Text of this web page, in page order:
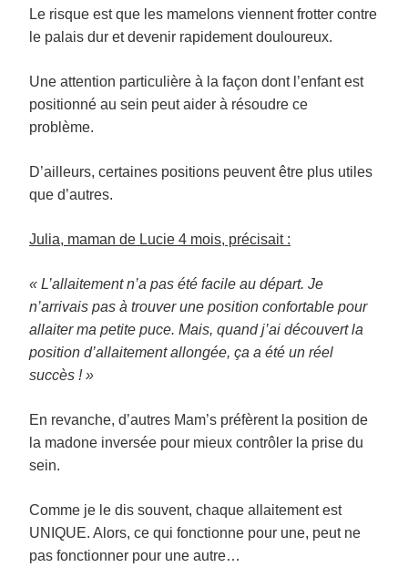
Le risque est que les mamelons viennent frotter contre
le palais dur et devenir rapidement douloureux.
Une attention particulière à la façon dont l’enfant est
positionné au sein peut aider à résoudre ce
problème.
D’ailleurs, certaines positions peuvent être plus utiles
que d’autres.
Julia, maman de Lucie 4 mois, précisait :
« L’allaitement n’a pas été facile au départ. Je
n’arrivais pas à trouver une position confortable pour
allaiter ma petite puce. Mais, quand j’ai découvert la
position d’allaitement allongée, ça a été un réel
succès ! »
En revanche, d’autres Mam’s préfèrent la position de
la madone inversée pour mieux contrôler la prise du
sein.
Comme je le dis souvent, chaque allaitement est
UNIQUE. Alors, ce qui fonctionne pour une, peut ne
pas fonctionner pour une autre…